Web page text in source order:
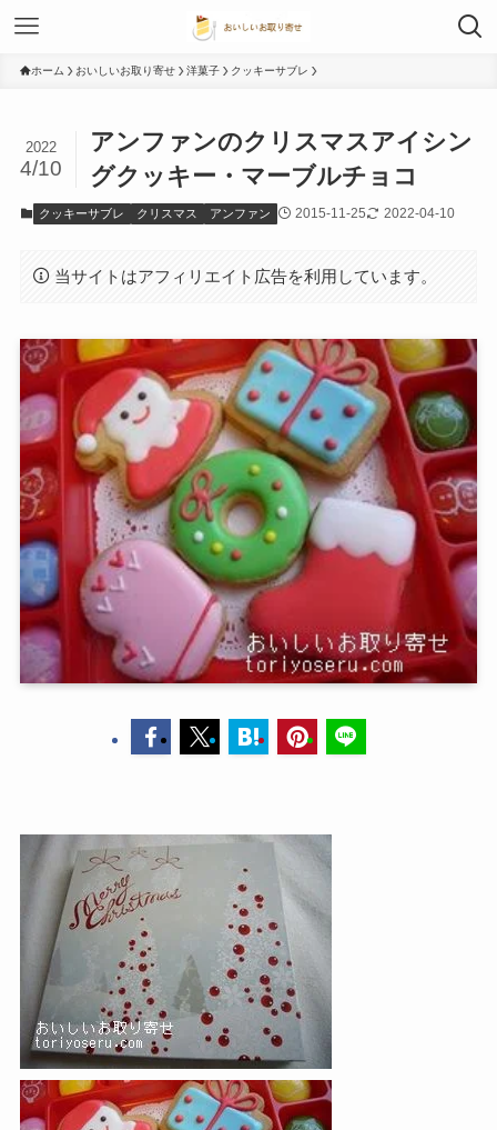
ホーム おいしいお取り寄せ 洋菓子 クッキーサブレ
アンファンのクリスマスアイシン
グクッキー・マーブルチョコ
2022
4/10
クッキーサブレ クリスマス アンファン 2015-11-25 2022-04-10
当サイトはアフィリエイト広告を利用しています。